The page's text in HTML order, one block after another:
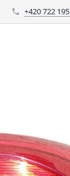
+420 722